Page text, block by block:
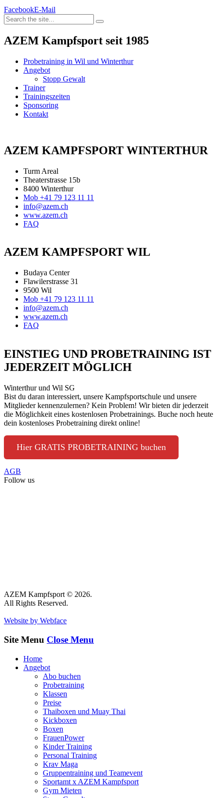
FacebookE-Mail
AZEM Kampfsport seit 1985
Probetraining in Wil und Winterthur
Angebot
Stopp Gewalt
Trainer
Trainingszeiten
Sponsoring
Kontakt
AZEM KAMPFSPORT WINTERTHUR
Turm Areal
Theaterstrasse 15b
8400 Winterthur
Mob +41 79 123 11 11
info@azem.ch
www.azem.ch
FAQ
AZEM KAMPFSPORT WIL
Budaya Center
Flawilerstrasse 31
9500 Wil
Mob +41 79 123 11 11
info@azem.ch
www.azem.ch
FAQ
EINSTIEG UND PROBETRAINING IST
JEDERZEIT MÖGLICH
Winterthur und Wil SG
Bist du daran interessiert, unsere Kampfsportschule und unsere
Mitglieder kennenzulernen? Kein Problem! Wir bieten dir jederzeit
die Möglichkeit eines kostenlosen Probetrainings. Buche noch heute
dein kostenloses Probetraining direkt online!
Hier GRATIS PROBETRAINING buchen
AGB
Follow us
AZEM Kampfsport © 2026.
All Rights Reserved.
Website by Webface
Site Menu Close Menu
Home
Angebot
Abo buchen
Probetraining
Klassen
Preise
Thaiboxen und Muay Thai
Kickboxen
Boxen
FrauenPower
Kinder Training
Personal Training
Krav Maga
Gruppentraining und Teamevent
Sportamt x AZEM Kampfsport
Gym Mieten